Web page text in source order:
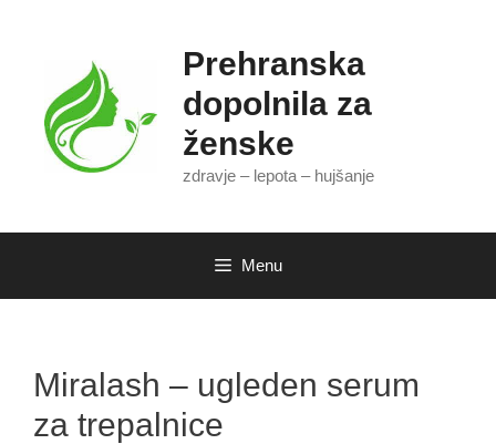
Prehranska
dopolnila za
ženske
zdravje – lepota – hujšanje
Menu
Miralash – ugleden serum
za trepalnice